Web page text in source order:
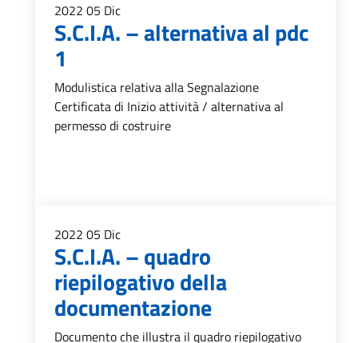
2022 05 Dic
S.C.I.A. – alternativa al pdc
1
Modulistica relativa alla Segnalazione
Certificata di Inizio attività / alternativa al
permesso di costruire
2022 05 Dic
S.C.I.A. – quadro
riepilogativo della
documentazione
Documento che illustra il quadro riepilogativo